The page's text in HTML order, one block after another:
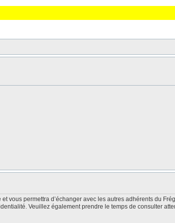
vous permettra d’échanger avec les autres adhérents du
Veuillez également prendre le temps de consulter